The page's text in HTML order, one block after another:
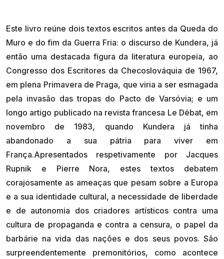
Este livro reúne dois textos escritos antes da Queda do
Muro e do fim da Guerra Fria: o discurso de Kundera, já
então uma destacada figura da literatura europeia, ao
Congresso dos Escritores da Checoslováquia de 1967,
em plena Primavera de Praga, que viria a ser esmagada
pela invasão das tropas do Pacto de Varsóvia; e um
longo artigo publicado na revista francesa Le Débat, em
novembro de 1983, quando Kundera já tinha
abandonado a sua pátria para viver em
França.Apresentados respetivamente por Jacques
Rupnik e Pierre Nora, estes textos debatem
corajosamente as ameaças que pesam sobre a Europa
e a sua identidade cultural, a necessidade de liberdade
e de autonomia dos criadores artísticos contra uma
cultura de propaganda e contra a censura, o papel da
barbárie na vida das nações e dos seus povos. São
surpreendentemente premonitórios, como acontece